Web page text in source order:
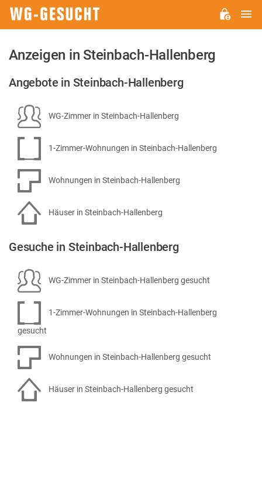
Anzeigen in Steinbach-Hallenberg
Angebote in Steinbach-Hallenberg
WG-Zimmer in Steinbach-Hallenberg
1-Zimmer-Wohnungen in Steinbach-Hallenberg
Wohnungen in Steinbach-Hallenberg
Häuser in Steinbach-Hallenberg
Gesuche in Steinbach-Hallenberg
WG-Zimmer in Steinbach-Hallenberg gesucht
1-Zimmer-Wohnungen in Steinbach-Hallenberg
gesucht
Wohnungen in Steinbach-Hallenberg gesucht
Häuser in Steinbach-Hallenberg gesucht